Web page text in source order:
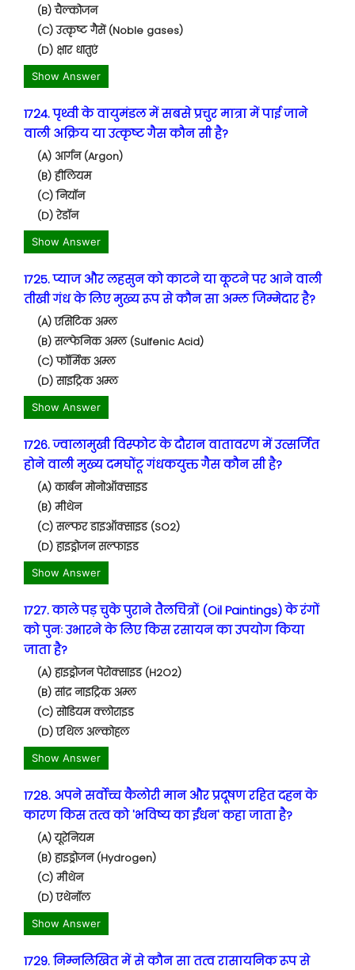
(B) चैल्कोजन
(C) उत्कृष्ट गैसें (Noble gases)
(D) क्षार धातुएं
Show Answer
1724. पृथ्वी के वायुमंडल में सबसे प्रचुर मात्रा में पाई जाने
वाली अक्रिय या उत्कृष्ट गैस कौन सी है?
(A) आर्गन (Argon)
(B) हीलियम
(C) नियॉन
(D) रेडॉन
Show Answer
1725. प्याज और लहसुन को काटने या कूटने पर आने वाली
तीखी गंध के लिए मुख्य रूप से कौन सा अम्ल जिम्मेदार है?
(A) एसिटिक अम्ल
(B) सल्फेनिक अम्ल (Sulfenic Acid)
(C) फॉर्मिक अम्ल
(D) साइट्रिक अम्ल
Show Answer
1726. ज्वालामुखी विस्फोट के दौरान वातावरण में उत्सर्जित
होने वाली मुख्य दमघोंटू गंधकयुक्त गैस कौन सी है?
(A) कार्बन मोनोऑक्साइड
(B) मीथेन
(C) सल्फर डाइऑक्साइड (SO2)
(D) हाइड्रोजन सल्फाइड
Show Answer
1727. काले पड़ चुके पुराने तैलचित्रों (Oil Paintings) के रंगों
को पुनः उभारने के लिए किस रसायन का उपयोग किया
जाता है?
(A) हाइड्रोजन पेरोक्साइड (H2O2)
(B) सांद्र नाइट्रिक अम्ल
(C) सोडियम क्लोराइड
(D) एथिल अल्कोहल
Show Answer
1728. अपने सर्वोच्च कैलोरी मान और प्रदूषण रहित दहन के
कारण किस तत्व को 'भविष्य का ईंधन' कहा जाता है?
(A) यूरेनियम
(B) हाइड्रोजन (Hydrogen)
(C) मीथेन
(D) एथेनॉल
Show Answer
1729. निम्नलिखित में से कौन सा तत्व रासायनिक रूप से